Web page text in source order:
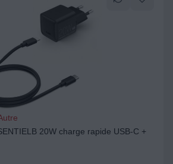
20W charge rapide USB-C +